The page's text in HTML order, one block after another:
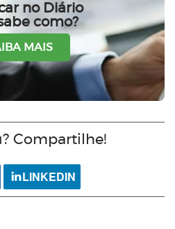
no Diário
como?
MAIS
Compartilhe!
LINKEDIN